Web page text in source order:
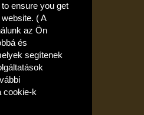
ensure you get
( A
az Ön
és
segítenek
cookie-k
ajánlatok
Fiók